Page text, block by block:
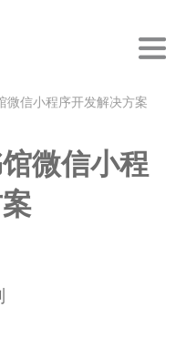
微信小程序开发解决方案
微信小程